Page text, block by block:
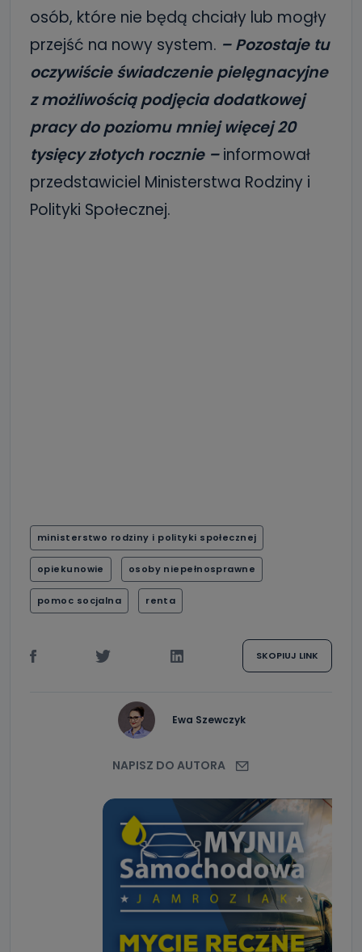
osób, które nie będą chciały lub mogły
przejść na nowy system. – Pozostaje tu
oczywiście świadczenie pielęgnacyjne
z możliwością podjęcia dodatkowej
pracy do poziomu mniej więcej 20
tysięcy złotych rocznie –informował
przedstawiciel Ministerstwa Rodziny i
Polityki Społecznej.
ministerstwo rodziny i polityki społecznej
opiekunowie osoby niepełnosprawne
pomoc socjalna renta
SKOPIUJ LINK
Ewa Szewczyk
NAPISZ DO AUTORA